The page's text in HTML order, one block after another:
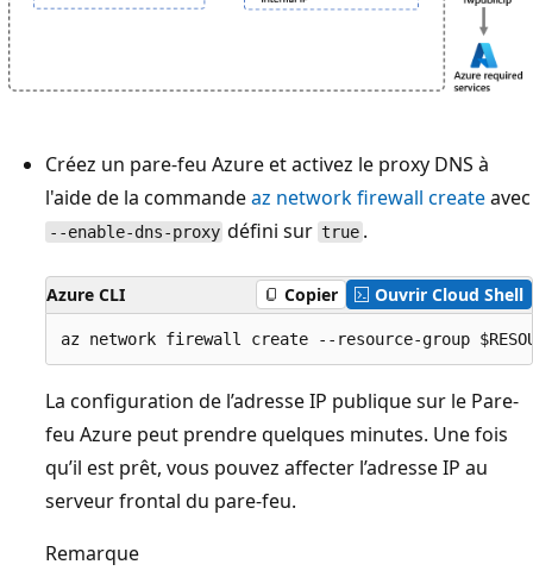
Créez un pare-feu Azure et activez le proxy DNS à
l'aide de la commandeaz network firewall createavec
--enable-dns-proxy défini surtrue.
Azure CLI Copier Ouvrir Cloud Shell
La configuration de l’adresse IP publique sur le Pare-
feu Azure peut prendre quelques minutes. Une fois
qu’il est prêt, vous pouvez affecter l’adresse IP au
serveur frontal du pare-feu.
Remarque